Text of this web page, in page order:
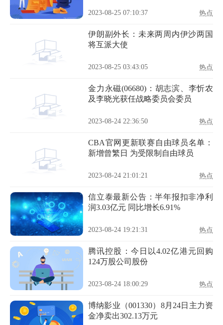
2023-08-25 07:10:37 热点
伊朗副外长：未来两周内伊沙两国
将互派大使
2023-08-25 03:43:05 热点
金力永磁(06680)：胡志滨、李忻农
及李晓光获任战略委员会委员
2023-08-24 22:36:50 热点
CBA官网更新联赛自由球员名单：
新增曾繁日 为受限制自由球员
2023-08-24 21:01:21 热点
信立泰最新公告：半年报扣非净利
润3.03亿元 同比增长6.91%
2023-08-24 19:21:31 热点
腾讯控股：今日以4.02亿港元回购
124万股公司股份
2023-08-24 18:00:29 热点
博纳影业（001330）8月24日主力资
金净卖出302.13万元